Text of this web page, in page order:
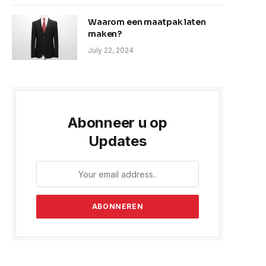
Waarom een maatpak laten
maken?
July 22, 2024
Abonneer u op
Updates